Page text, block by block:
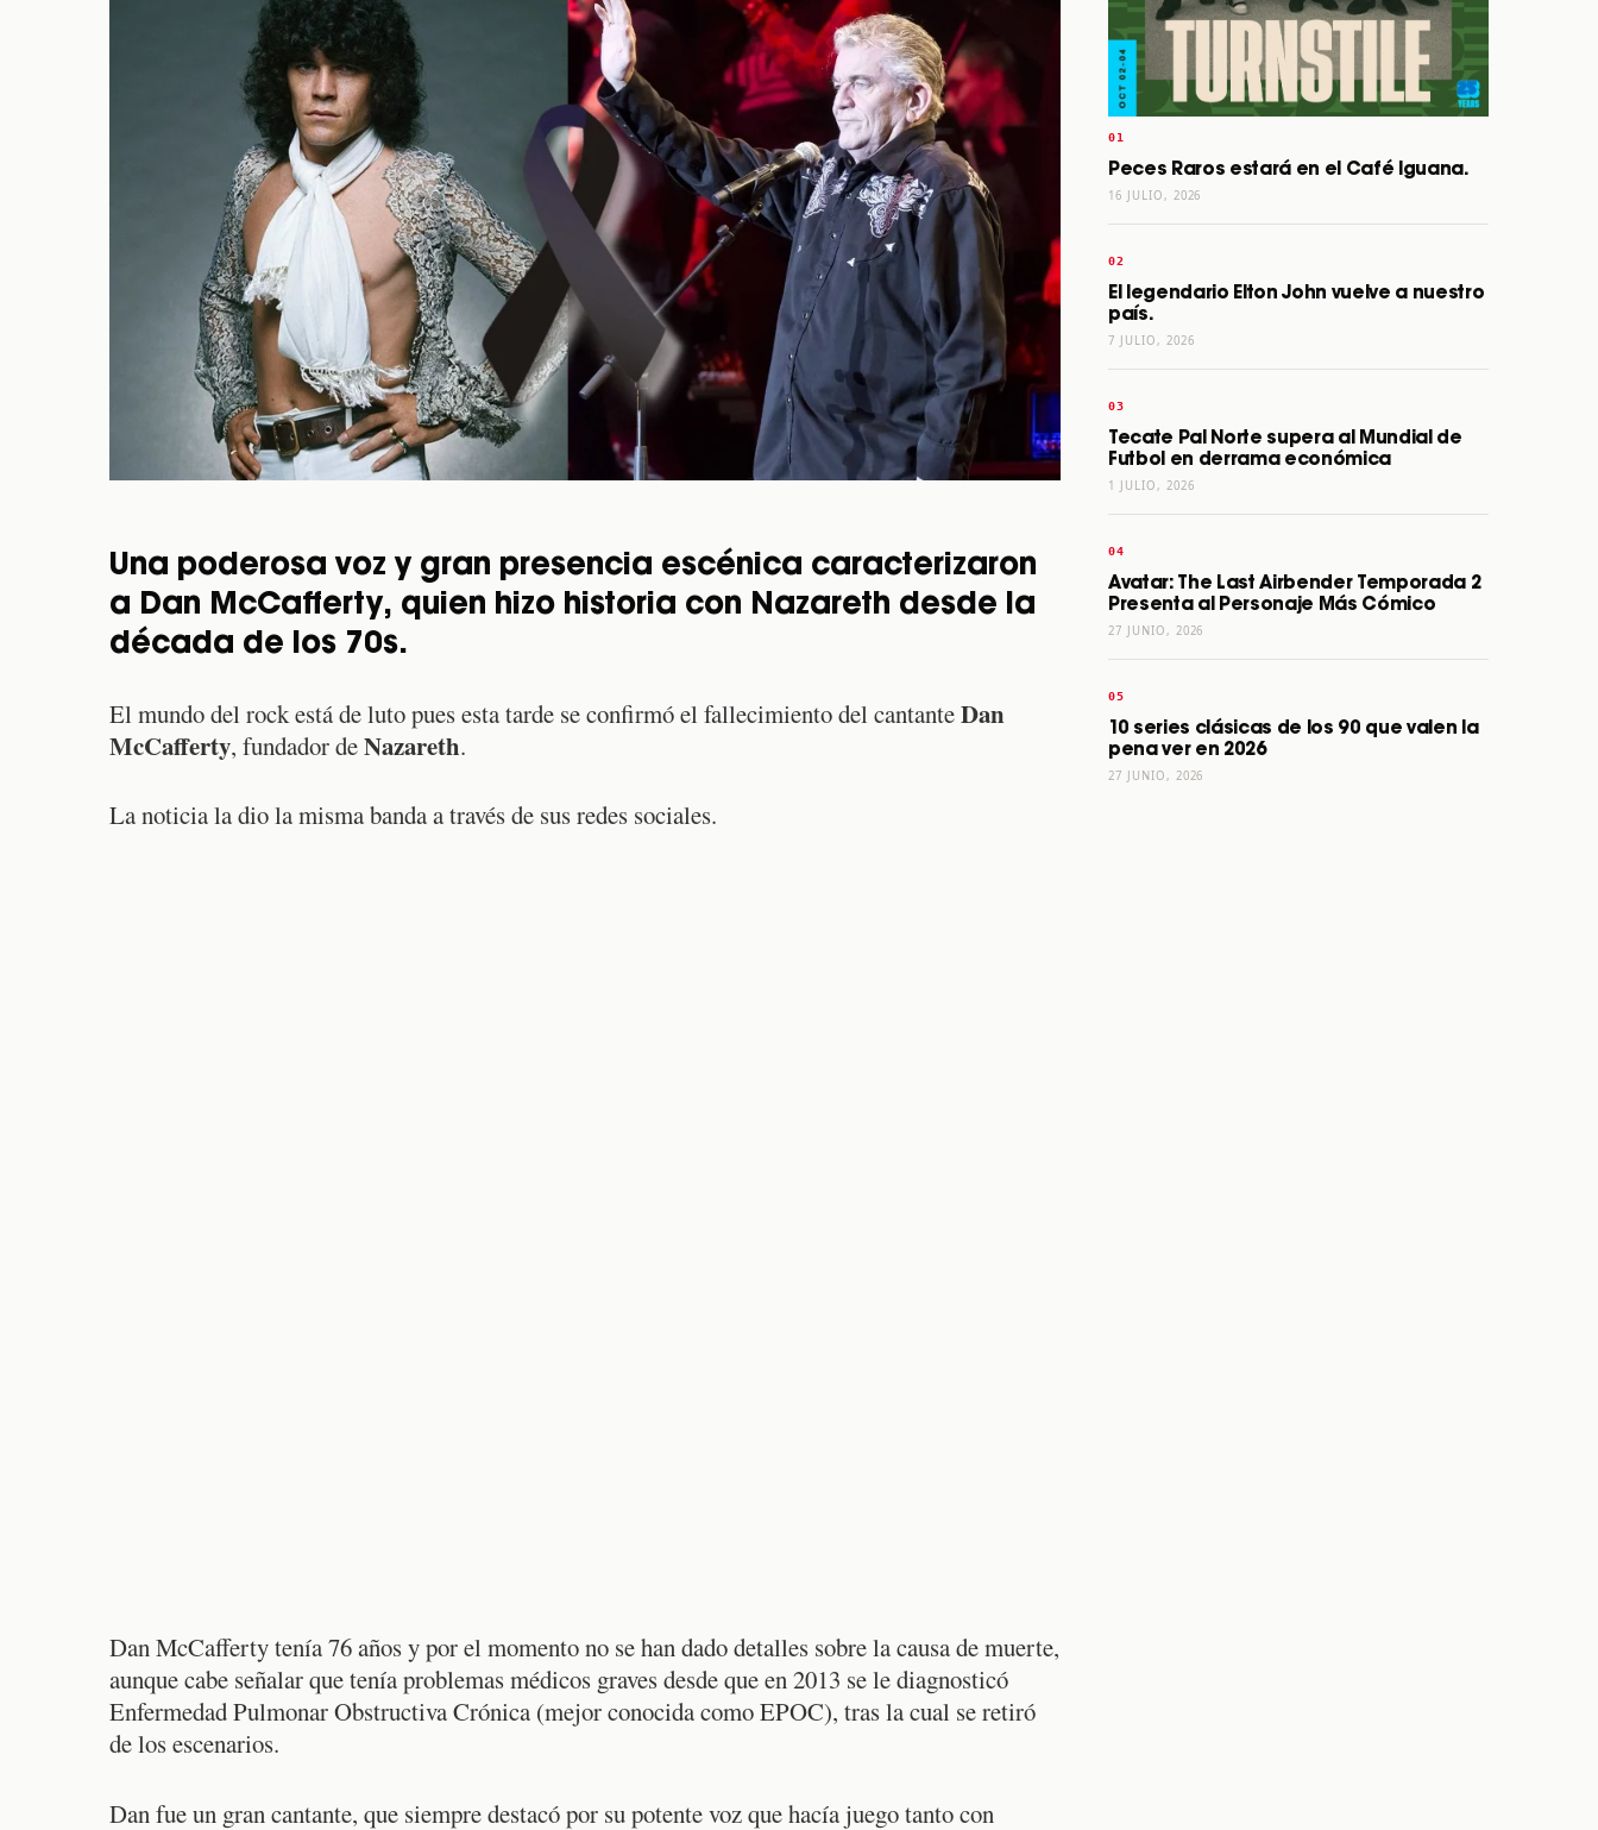
Una poderosa voz y gran presencia escénica caracterizaron
a Dan McCafferty, quien hizo historia con Nazareth desde la
década de los 70s.
El mundo del rock está de luto pues esta tarde se confirmó el fallecimiento del cantanteDan
McCafferty, fundador deNazareth.
La noticia la dio la misma banda a través de sus redes sociales.
Dan McCafferty tenía 76 años y por el momento no se han dado detalles sobre la causa de muerte,
aunque cabe señalar que tenía problemas médicos graves desde que en 2013 se le diagnosticó
Enfermedad Pulmonar Obstructiva Crónica (mejor conocida como EPOC), tras la cual se retiró
de los escenarios.
Dan fue un gran cantante, que siempre destacó por su potente voz que hacía juego tanto con
Peces Raros estará en el Café Iguana.
16 JULIO, 2026
El legendario Elton John vuelve a nuestro
país.
7 JULIO, 2026
Tecate Pal Norte supera al Mundial de
Futbol en derrama económica
1 JULIO, 2026
Avatar: The Last Airbender Temporada 2
Presenta al Personaje Más Cómico
27 JUNIO, 2026
10 series clásicas de los 90 que valen la
pena ver en 2026
27 JUNIO, 2026